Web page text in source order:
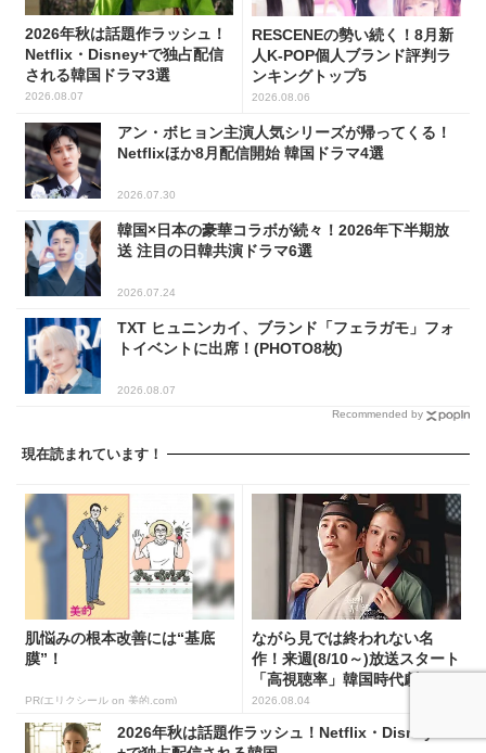
2026年秋は話題作ラッシュ！
Netflix・Disney+で独占配信
される韓国ドラマ3選
2026.08.07
RESCENEの勢い続く！8月新
人K-POP個人ブランド評判ラ
ンキングトップ5
2026.08.06
アン・ボヒョン主演人気シリーズが帰ってくる！
Netflixほか8月配信開始 韓国ドラマ4選
2026.07.30
韓国×日本の豪華コラボが続々！2026年下半期放
送 注目の日韓共演ドラマ6選
2026.07.24
TXT ヒュニンカイ、ブランド「フェラガモ」フォ
トイベントに出席！(PHOTO8枚)
2026.08.07
Recommended by
現在読まれています！
肌悩みの根本改善には“基底
膜”！
PR(エリクシール on 美的.com)
ながら見では終われない名
作！来週(8/10～)放送スタート
「高視聴率」韓国時代劇...
2026.08.04
2026年秋は話題作ラッシュ！Netflix・Disney